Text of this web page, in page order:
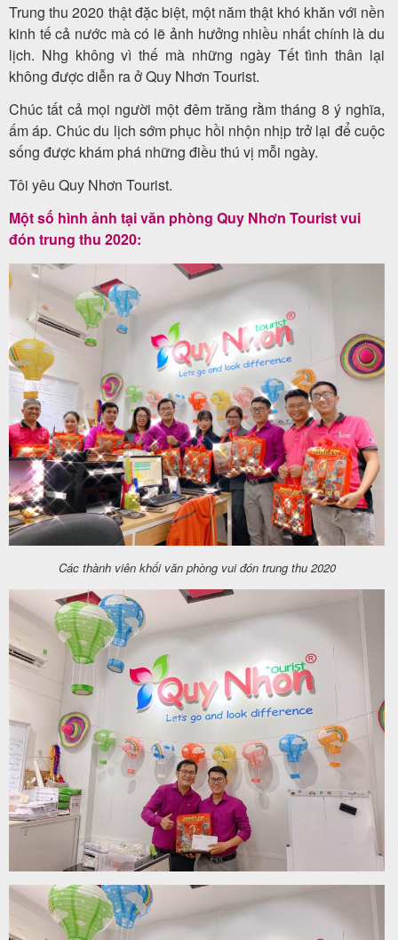
Lịch
khởi
hành
Tin
du
lịch
Về
Quy
Nhơn
Tourist
Cảm
nhận
Tuyển
Liên
hệ
Trung thu 2020 thật đặc biệt, một năm thật khó khăn với nền
kinh tế cả nước mà có lẽ ảnh hưởng nhiều nhất chính là du
lịch. Nhg không vì thế mà những ngày Tết tình thân lại
không được diễn ra ở Quy Nhơn Tourist.
Chúc tất cả mọi người một đêm trăng rằm tháng 8 ý nghĩa,
ấm áp. Chúc du lịch sớm phục hồi nhộn nhịp trở lại để cuộc
sống được khám phá những điều thú vị mỗi ngày.
Tôi yêu Quy Nhơn Tourist.
Một số hình ảnh tại văn phòng Quy Nhơn Tourist vui
đón trung thu 2020:
Các thành viên khối văn phòng vui đón trung thu 2020